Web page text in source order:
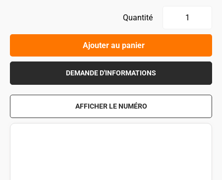
Quantité
Ajouter au panier
DEMANDE D'INFORMATIONS
AFFICHER LE NUMÉRO